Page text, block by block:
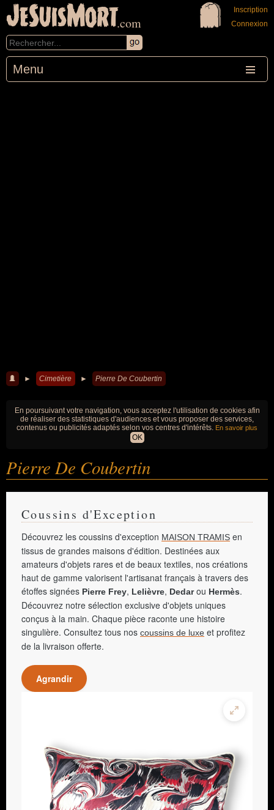
JeSuisMort.com
Menu
Inscription
Connexion
► Cimetière ► Pierre De Coubertin
En poursuivant votre navigation, vous acceptez l'utilisation de cookies afin
de réaliser des statistiques d'audiences et vous proposer des services,
contenus ou publicités adaptés selon vos centres d'intérêts. En savoir plus
OK
Pierre De Coubertin
Coussins d'Exception
Découvrez les coussins d'exception MAISON TRAMIS en
tissus de grandes maisons d'édition. Destinées aux
amateurs d'objets rares et de beaux textiles, nos créations
haut de gamme valorisent l'artisanat français à travers des
étoffes signées Pierre Frey, Lelièvre, Dedarou Hermès.
Découvrez notre sélection exclusive d'objets uniques
conçus à la main. Chaque pièce raconte une histoire
singulière. Consultez tous nos coussins de luxe et profitez
de la livraison offerte.
Agrandir